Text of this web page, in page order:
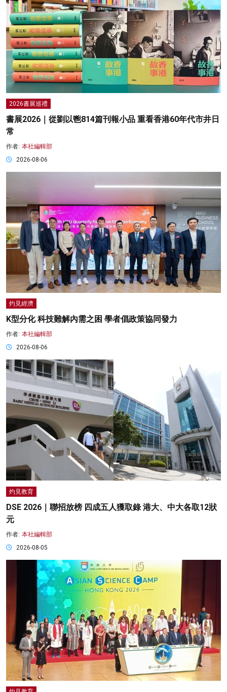
2026書展巡禮
書展2026｜從劉以鬯814篇刊報小品 重看香港60年代市井日
常
作者: 本社編輯部
2026-08-06
灼見經濟
K型分化 科技難解內需之困 學者倡政策協同發力
作者: 本社編輯部
2026-08-06
灼見教育
DSE 2026｜聯招放榜 四成五人獲取錄 港大、中大各取12狀
元
作者: 本社編輯部
2026-08-05